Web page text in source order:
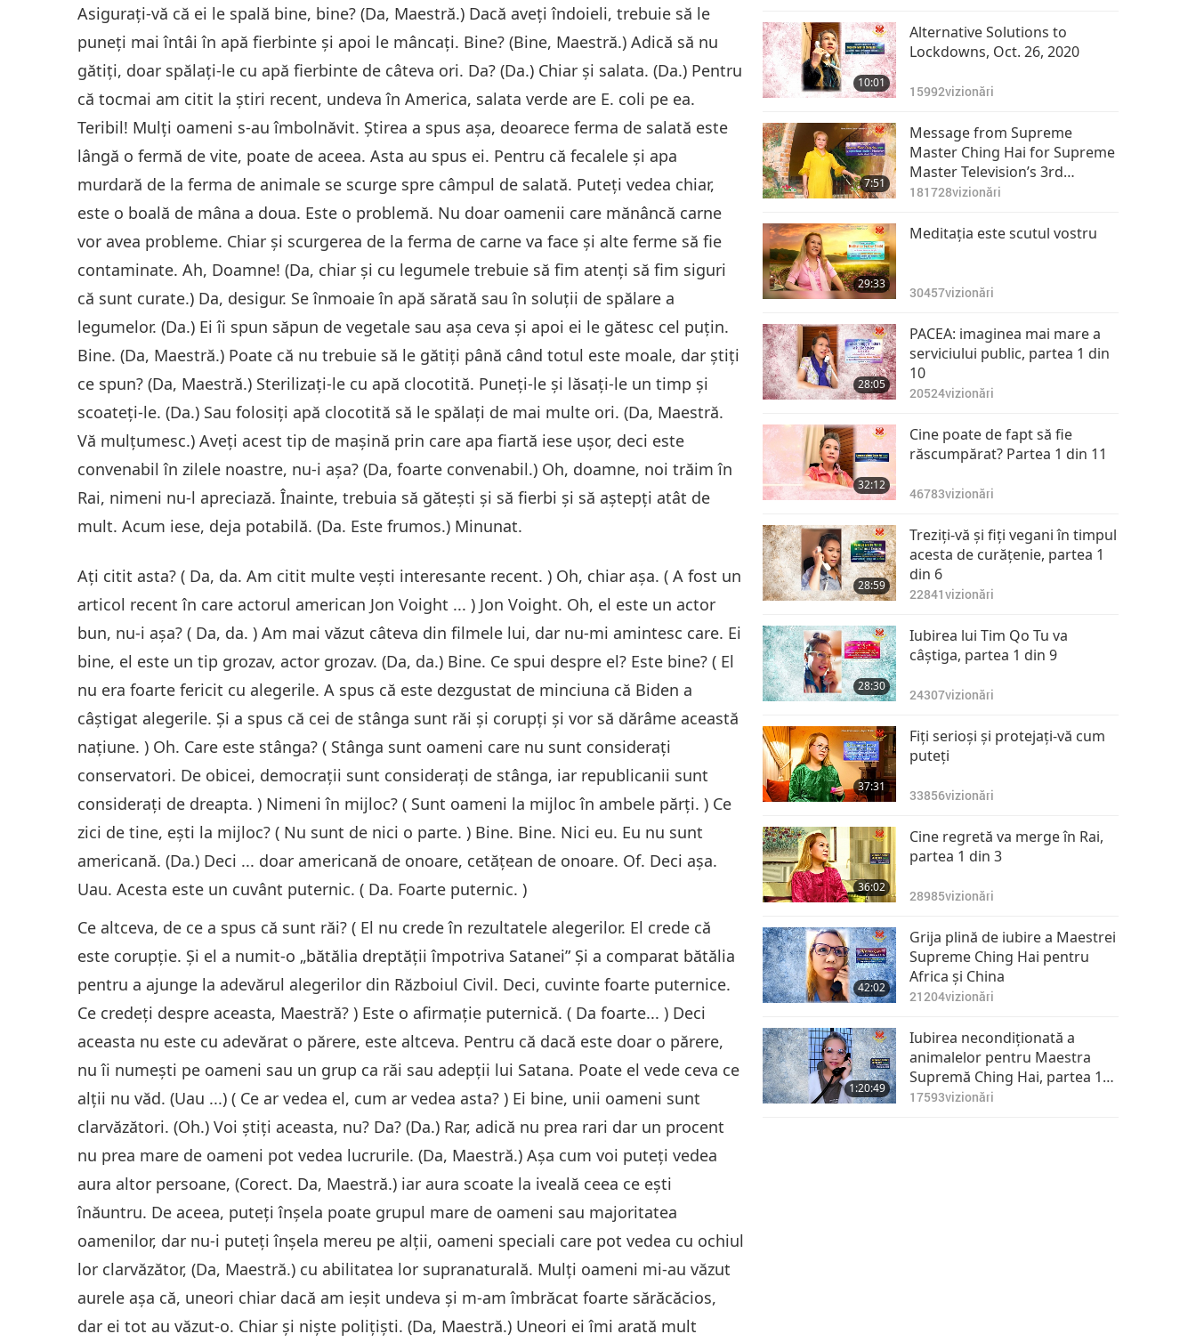
Asigurați-vă că ei le spală bine, bine? (Da, Maestră.) Dacă aveți îndoieli, trebuie să le
puneți mai întâi în apă fierbinte și apoi le mâncați. Bine? (Bine, Maestră.) Adică să nu
gătiți, doar spălați-le cu apă fierbinte de câteva ori. Da? (Da.) Chiar și salata. (Da.) Pentru
că tocmai am citit la știri recent, undeva în America, salata verde are E. coli pe ea.
Teribil! Mulți oameni s-au îmbolnăvit. Știrea a spus aşa, deoarece ferma de salată este
lângă o fermă de vite, poate de aceea. Asta au spus ei. Pentru că fecalele și apa
murdară de la ferma de animale se scurge spre câmpul de salată. Puteți vedea chiar,
este o boală de mâna a doua. Este o problemă. Nu doar oamenii care mănâncă carne
vor avea probleme. Chiar și scurgerea de la ferma de carne va face și alte ferme să fie
contaminate. Ah, Doamne! (Da, chiar și cu legumele trebuie să fim atenți să fim siguri
că sunt curate.) Da, desigur. Se înmoaie în apă sărată sau în soluţii de spălare a
legumelor. (Da.) Ei îi spun săpun de vegetale sau așa ceva și apoi ei le gătesc cel puţin.
Bine. (Da, Maestră.) Poate că nu trebuie să le gătiți până când totul este moale, dar știți
ce spun? (Da, Maestră.) Sterilizați-le cu apă clocotită. Puneți-le și lăsați-le un timp și
scoateți-le. (Da.) Sau folosiți apă clocotită să le spălați de mai multe ori. (Da, Maestră.
Vă mulțumesc.) Aveți acest tip de mașină prin care apa fiartă iese ușor, deci este
convenabil în zilele noastre, nu-i aşa? (Da, foarte convenabil.) Oh, doamne, noi trăim în
Rai, nimeni nu-l apreciază. Înainte, trebuia să gătești şi să fierbi și să aștepți atât de
mult. Acum iese, deja potabilă. (Da. Este frumos.) Minunat.
Ați citit asta? ( Da, da. Am citit multe vești interesante recent. ) Oh, chiar așa. ( A fost un
articol recent în care actorul american Jon Voight ... ) Jon Voight. Oh, el este un actor
bun, nu-i aşa? ( Da, da. ) Am mai văzut câteva din filmele lui, dar nu-mi amintesc care. Ei
bine, el este un tip grozav, actor grozav. (Da, da.) Bine. Ce spui despre el? Este bine? ( El
nu era foarte fericit cu alegerile. A spus că este dezgustat de minciuna că Biden a
câștigat alegerile. Și a spus că cei de stânga sunt răi și corupți și vor să dărâme această
națiune. ) Oh. Care este stânga? ( Stânga sunt oameni care nu sunt considerați
conservatori. De obicei, democrații sunt considerați de stânga, iar republicanii sunt
considerați de dreapta. ) Nimeni în mijloc? ( Sunt oameni la mijloc în ambele părți. ) Ce
zici de tine, ești la mijloc? ( Nu sunt de nici o parte. ) Bine. Bine. Nici eu. Eu nu sunt
americană. (Da.) Deci ... doar americană de onoare, cetățean de onoare. Of. Deci aşa.
Uau. Acesta este un cuvânt puternic. ( Da. Foarte puternic. )
Ce altceva, de ce a spus că sunt răi? ( El nu crede în rezultatele alegerilor. El crede că
este corupţie. Și el a numit-o „bătălia dreptății împotriva Satanei” Și a comparat bătălia
pentru a ajunge la adevărul alegerilor din Războiul Civil. Deci, cuvinte foarte puternice.
Ce credeți despre aceasta, Maestră? ) Este o afirmaţie puternică. ( Da foarte... ) Deci
aceasta nu este cu adevărat o părere, este altceva. Pentru că dacă este doar o părere,
nu îi numeşti pe oameni sau un grup ca răi sau adepții lui Satana. Poate el vede ceva ce
alții nu văd. (Uau ...) ( Ce ar vedea el, cum ar vedea asta? ) Ei bine, unii oameni sunt
clarvăzători. (Oh.) Voi știți aceasta, nu? Da? (Da.) Rar, adică nu prea rari dar un procent
nu prea mare de oameni pot vedea lucrurile. (Da, Maestră.) Așa cum voi puteți vedea
aura altor persoane, (Corect. Da, Maestră.) iar aura scoate la iveală ceea ce ești
înăuntru. De aceea, puteți înșela poate grupul mare de oameni sau majoritatea
oamenilor, dar nu-i puteți înșela mereu pe alții, oameni speciali care pot vedea cu ochiul
lor clarvăzător, (Da, Maestră.) cu abilitatea lor supranaturală. Mulți oameni mi-au văzut
aurele așa că, uneori chiar dacă am ieșit undeva și m-am îmbrăcat foarte sărăcăcios,
dar ei tot au văzut-o. Chiar și niște polițiști. (Da, Maestră.) Uneori ei îmi arată mult
10:01
Alternative Solutions to
Lockdowns, Oct. 26, 2020
15992vizionări
7:51
Message from Supreme
Master Ching Hai for Supreme
Master Television’s 3rd
Anniversary
181728vizionări
29:33
Meditaţia este scutul vostru
30457vizionări
28:05
PACEA: imaginea mai mare a
serviciului public, partea 1 din
10
20524vizionări
32:12
Cine poate de fapt să fie
răscumpărat? Partea 1 din 11
46783vizionări
28:59
Treziţi-vă şi fiţi vegani în timpul
acesta de curăţenie, partea 1
din 6
22841vizionări
28:30
Iubirea lui Tim Qo Tu va
câştiga, partea 1 din 9
24307vizionări
37:31
Fiţi serioşi şi protejaţi-vă cum
puteţi
33856vizionări
36:02
Cine regretă va merge în Rai,
partea 1 din 3
28985vizionări
42:02
Grija plină de iubire a Maestrei
Supreme Ching Hai pentru
Africa şi China
21204vizionări
1:20:49
Iubirea necondiţionată a
animalelor pentru Maestra
Supremă Ching Hai, partea 1
din 2
17593vizionări